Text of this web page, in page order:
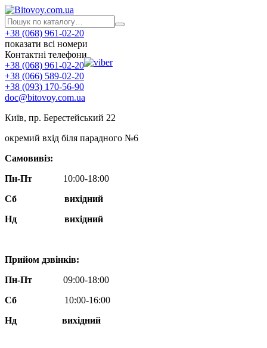
+38 (068) 961-02-20
показати всі номери
Контактні телефони
+38 (068) 961-02-20
+38 (066) 589-02-20
+38 (093) 170-56-90
doc@bitovoy.com.ua
Київ, пр. Берестейський 22
окремий вхід біля парадного №6
Самовивіз:
Пн-Пт
10:00-18:00
Сб
вихідний
Нд
вихідний
Прийом дзвінків:
Пн-Пт
09:00-18:00
Сб
10:00-16:00
Нд вихідний